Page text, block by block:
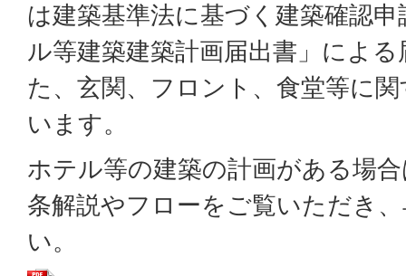
は建築基準法に基づく建築確認
ル等建築建築計画届出書」によ
た、玄関、フロント、食堂等に
います。
ホテル等の建築の計画がある場
条解説やフローをご覧いただき
い。